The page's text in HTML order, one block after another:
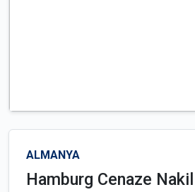
ALMANYA
Hamburg Cenaze